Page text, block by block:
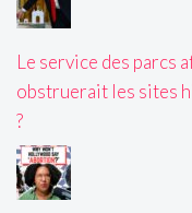
Le service des parcs
obstruerait les sites
?